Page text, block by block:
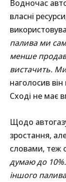
Водночас
власні
палива ми
менше
вистачить. Ми
наголосив
Сході не має
Щодо
зростання,
словами, теж
думаю до
іншого палива